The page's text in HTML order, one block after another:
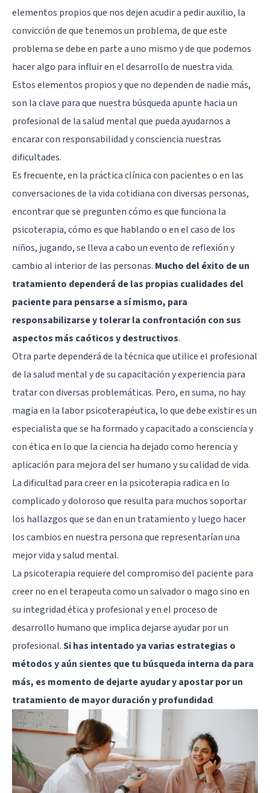
elementos propios que nos dejen acudir a pedir auxilio, la
convicción de que tenemos un problema, de que este
problema se debe en parte a uno mismo y de que podemos
hacer algo para influir en el desarrollo de nuestra vida.
Estos elementos propios y que no dependen de nadie más,
son la clave para que nuestra búsqueda apunte hacia un
profesional de la salud mental que pueda ayudarnos a
encarar con responsabilidad y consciencia nuestras
dificultades.
Es frecuente, en la práctica clínica con pacientes o en las
conversaciones de la vida cotidiana con diversas personas,
encontrar que se pregunten cómo es que funciona la
psicoterapia, cómo es que hablando o en el caso de los
niños, jugando, se lleva a cabo un evento de reflexión y
cambio al interior de las personas. Mucho del éxito de un
tratamiento dependerá de las propias cualidades del
paciente para pensarse a sí mismo, para
responsabilizarse y tolerar la confrontación con sus
aspectos más caóticos y destructivos.
Otra parte dependerá de la técnica que utilice el profesional
de la salud mental y de su capacitación y experiencia para
tratar con diversas problemáticas. Pero, en suma, no hay
magia en la labor psicoterapéutica, lo que debe existir es un
especialista que se ha formado y capacitado a consciencia y
con ética en lo que la ciencia ha dejado como herencia y
aplicación para mejora del ser humano y su calidad de vida.
La dificultad para creer en la psicoterapia radica en lo
complicado y doloroso que resulta para muchos soportar
los hallazgos que se dan en un tratamiento y luego hacer
los cambios en nuestra persona que representarían una
mejor vida y salud mental.
La psicoterapia requiere del compromiso del paciente para
creer no en el terapeuta como un salvador o mago sino en
su integridad ética y profesional y en el proceso de
desarrollo humano que implica dejarse ayudar por un
profesional.Si has intentado ya varias estrategias o
métodos y aún sientes que tu búsqueda interna da para
más, es momento de dejarte ayudar y apostar por un
tratamiento de mayor duración y profundidad.